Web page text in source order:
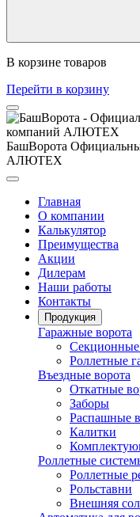
В корзине товаров
Перейти в корзину
БашВорота
АЛЮТЕХ
Главная
О компании
Калькулятор
Преимущества
Акции
Дилерам
Наши работы
Контакты
Продукция
Гаражные ворота
Секционные
Роллетные
Въездные ворота
Откатные
Заборы
Распашные
Калитки
Роллетные
Роллетные
Рольставни
Внешняя